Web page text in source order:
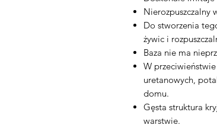
Nierozpuszczalny
Do stworzenia
żywic i
Baza nie ma
W
uretanowych,
domu.
Gęsta struktura
warstwie.